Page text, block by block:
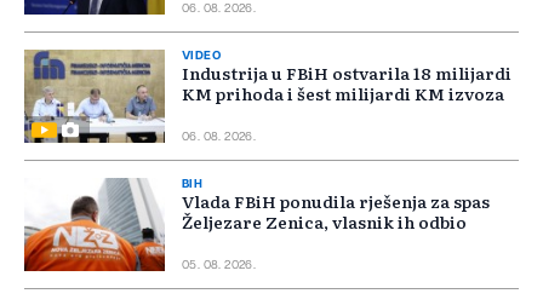
06. 08. 2026.
VIDEO
Industrija u FBiH ostvarila 18 milijardi
KM prihoda i šest milijardi KM izvoza
06. 08. 2026.
BIH
Vlada FBiH ponudila rješenja za spas
Željezare Zenica, vlasnik ih odbio
05. 08. 2026.